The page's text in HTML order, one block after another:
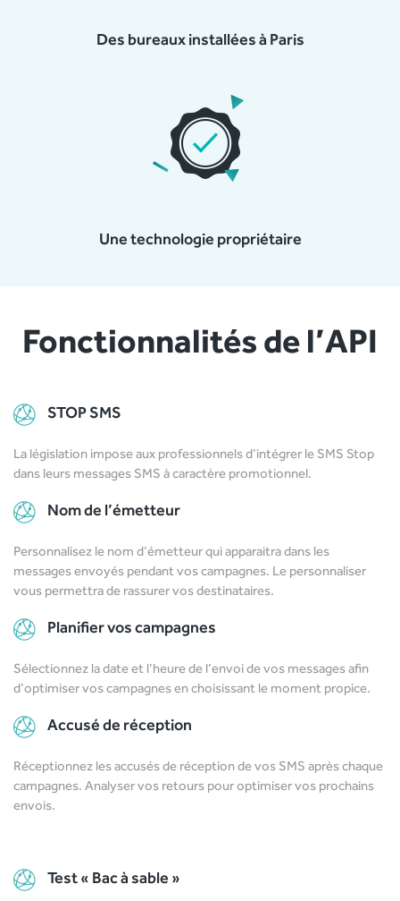
Des bureaux installées à Paris
Une technologie propriétaire
Fonctionnalités de l’API
STOP SMS
La législation impose aux professionnels d’intégrer le SMS Stop
dans leurs messages SMS à caractère promotionnel.
Nom de l’émetteur
Personnalisez le nom d’émetteur qui apparaitra dans les
messages envoyés pendant vos campagnes. Le personnaliser
vous permettra de rassurer vos destinataires.
Planifier vos campagnes
Sélectionnez la date et l’heure de l’envoi de vos messages afin
d’optimiser vos campagnes en choisissant le moment propice.
Accusé de réception
Réceptionnez les accusés de réception de vos SMS après chaque
campagnes. Analyser vos retours pour optimiser vos prochains
envois.
Test « Bac à sable »